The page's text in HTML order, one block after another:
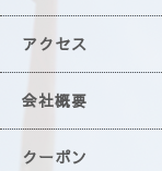
アクセス
会社概要
クーポン